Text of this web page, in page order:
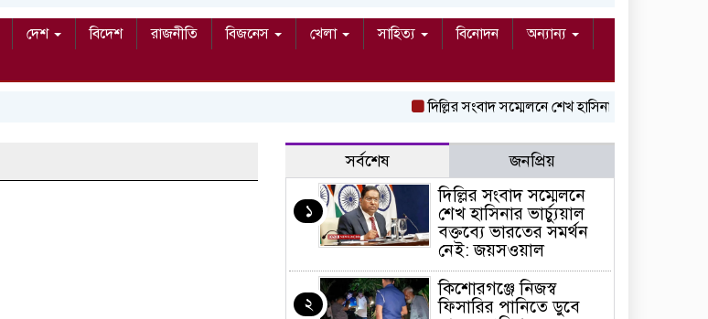
দেশ বিদেশ রাজনীতি বিজনেস খেলা সাহিত্য বিনোদন
অন্যান্য
দিল্লির সংবাদ সম্মেলনে শেখ হাসিনার ভার্চ্যুয়াল
সর্বশেষ জনপ্রিয়
১
দিল্লির সংবাদ সম্মেলনে
শেখ হাসিনার ভার্চ্যুয়াল
বক্তব্যে ভারতের সমর্থন
নেই: জয়সওয়াল
২
কিশোরগঞ্জে নিজস্ব
ফিসারির পানিতে ডুবে